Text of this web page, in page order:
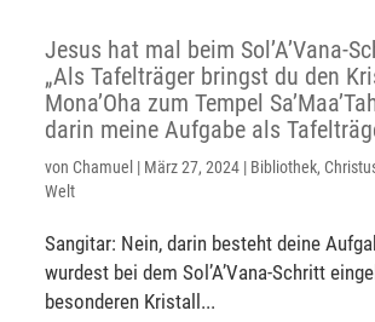
Jesus hat mal beim Sol’A’Vana-
„Als Tafelträger bringst du den
Mona’Oha zum Tempel
darin meine Aufgabe als
vonChamuel | März 27, 2024 | Bibliothek,
Welt
Sangitar: Nein, darin besteht deine
wurdest bei dem Sol’A’Vana-Schritt
besonderen Kristall...